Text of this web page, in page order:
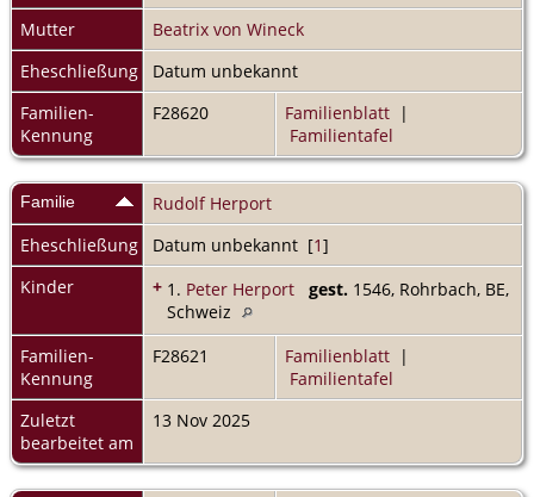
Mutter
Beatrix von Wineck
Eheschließung
Datum unbekannt
Familien-
Kennung
F28620 Familienblatt |
Familientafel
Familie
Rudolf Herport
Eheschließung
Datum unbekannt [1]
Kinder
+ 1. Peter Herport gest. 1546, Rohrbach, BE,
Schweiz
Familien-
Kennung
F28621 Familienblatt |
Familientafel
Zuletzt
bearbeitet am
13 Nov 2025